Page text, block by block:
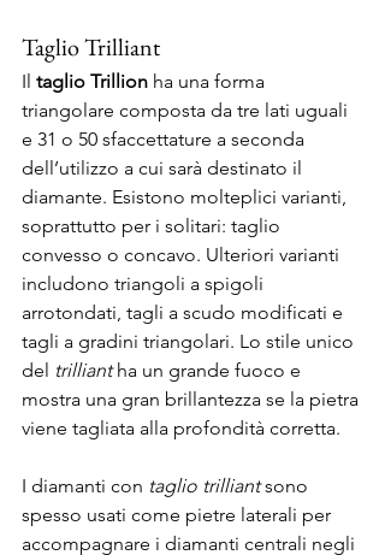
Taglio Trilliant
Il taglio Trillion ha una forma
triangolare composta da tre lati uguali
e 31 o 50 sfaccettature a seconda
dell’utilizzo a cui sarà destinato il
diamante. Esistono molteplici varianti,
soprattutto per i solitari: taglio
convesso o concavo. Ulteriori varianti
includono triangoli a spigoli
arrotondati, tagli a scudo modificati e
tagli a gradini triangolari. Lo stile unico
del trilliant ha un grande fuoco e
mostra una gran brillantezza se la pietra
viene tagliata alla profondità corretta.
I diamanti con taglio trilliant sono
spesso usati come pietre laterali per
accompagnare i diamanti centrali negli